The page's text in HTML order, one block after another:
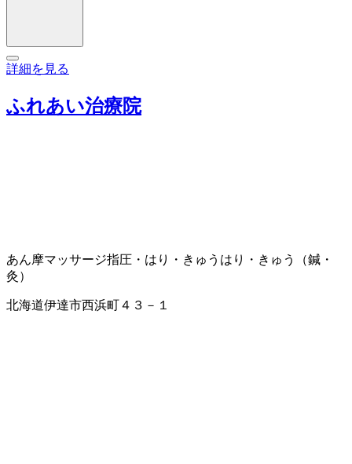
詳細を見る
ふれあい治療院
あん摩マッサージ指圧・はり・きゅう はり・きゅう（鍼・
灸）
北海道伊達市西浜町４３－１